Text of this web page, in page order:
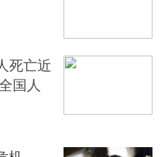
死亡近
国人